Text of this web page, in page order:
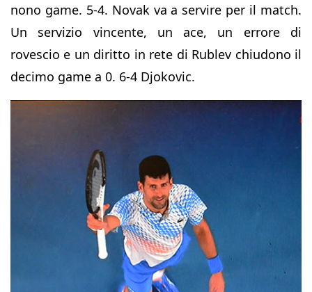
nono game. 5-4. Novak va a servire per il match.
Un servizio vincente, un ace, un errore di
rovescio e un diritto in rete di Rublev chiudono il
decimo game a 0. 6-4 Djokovic.